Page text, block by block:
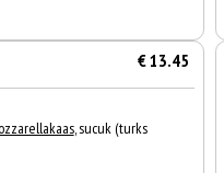
€ 13.45
, sucuk (turks